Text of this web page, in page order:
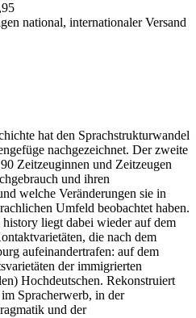
national, internationaler Versand
hat den Sprachstrukturwandel
nachgezeichnet. Der zweite
Zeitzeuginnen und Zeitzeugen
und ihren
welche Veränderungen sie in
Umfeld beobachtet haben.
liegt dabei wieder auf dem
die nach dem
aufeinandertrafen: auf dem
der immigrierten
Hochdeutschen. Rekonstruiert
Spracherwerb, in der
und der